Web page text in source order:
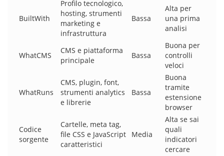
BuiltWith
Profilo tecnologico,
hosting, strumenti
marketing e
infrastruttura
Bassa
Alta per
una prima
analisi
WhatCMS
CMS e piattaforma
principale
Bassa
Buona per
controlli
veloci
WhatRuns
CMS, plugin, font,
strumenti analytics
e librerie
Bassa
Buona
tramite
estensione
browser
Codice
sorgente
Cartelle, meta tag,
file CSS e JavaScript
caratteristici
Media
Alta se sai
quali
indicatori
cercare